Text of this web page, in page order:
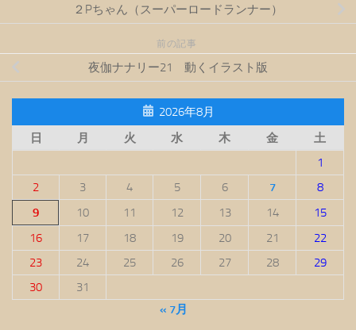
２Pちゃん（スーパーロードランナー）
前の記事
夜伽ナナリー21 動くイラスト版
2026年8月
日
月 火 水 木 金
土
1
2
3 4 5 6 7
8
9
10 11 12 13 14
15
16
17 18 19 20 21
22
23
24 25 26 27 28
29
30
31
« 7月